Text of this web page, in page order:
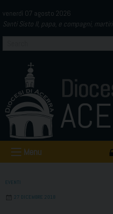
to
content
venerdì 07 agosto 2026
Santi Sisto II, papa, e compagni, martiri
Menu
EVENTI
27 DICEMBRE 2018